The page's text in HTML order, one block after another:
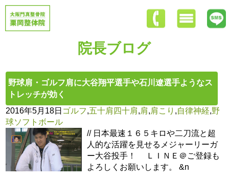
院長ブログ
野球肩・ゴルフ肩に大谷翔平選手や石川遼選手ようなス
トレッチが効く
2016年5月18日 ゴルフ,五十肩四十肩,肩,肩こり ,自律神経,野
球ソフトボール
// 日本最速１６５キロや二刀流と超
人的な活躍を見せるメジャーリーガ
ー大谷投手！ ＬＩＮＥ＠ご登録も
よろしくお願いします。 &n